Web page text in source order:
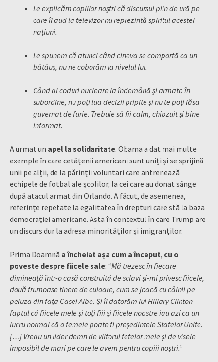
Le explicăm copiilor noștri că discursul plin de ură pe
care îl aud la televizor nu reprezintă spiritul acestei
națiuni.
Le spunem că atunci când cineva se comportă ca un
bătăuș, nu ne coborâm la nivelul lui.
Când ai coduri nucleare la îndemână și armata în
subordine, nu poți lua decizii pripite și nu te poți lăsa
guvernat de furie. Trebuie să fii calm, chibzuit și bine
informat.
A urmat un apel la solidaritate. Obama a dat mai multe
exemple în care cetățenii americani sunt uniți și se sprijină
unii pe alții, de la părinții voluntari care antrenează
echipele de fotbal ale școlilor, la cei care au donat sânge
după atacul armat din Orlando. A făcut, de asemenea,
referințe repetate la egalitatea în drepturi care stă la baza
democrației americane. Asta în contextul în care Trump are
un discurs dur la adresa minorităților și imigranților.
Prima Doamnă a încheiat așa cum a început, cu o
poveste despre fiicele sale: “Mă trezesc în fiecare
dimineață într-o casă construită de sclavi și-mi privesc fiicele,
două frumoase tinere de culoare, cum se joacă cu câinii pe
peluza din fața Casei Albe. Și îi datorăm lui Hillary Clinton
faptul că fiicele mele și toți fiii și fiicele noastre iau azi ca un
lucru normal că o femeie poate fi președintele Statelor Unite.
[…] Vreau un lider demn de viitorul fetelor mele și de visele
imposibil de mari pe care le avem pentru copiii noștri.”